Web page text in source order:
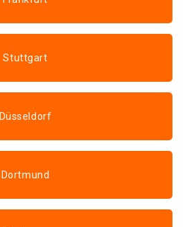
Stuttgart
Düsseldorf
Dortmund